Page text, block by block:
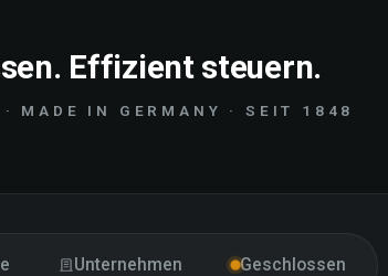
Effizient steuern.
· MADE IN GERMANY · SEIT 1848
Unternehmen Geschlossen